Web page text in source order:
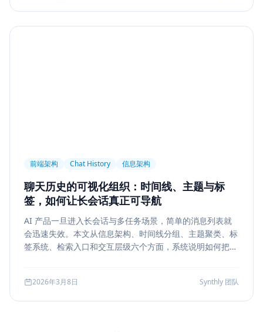
前端架构 Chat History 信息架构
聊天历史的可视化组织：时间线、主题与标
签，如何让长会话真正可导航
AI 产品一旦进入长会话与多任务场景，简单的消息列表就
会迅速失效。本文从信息架构、时间线分组、主题聚类、标
签系统、检索入口和交互层级六个方面，系统说明如何把聊
2026年3月8日 Synthly 团队